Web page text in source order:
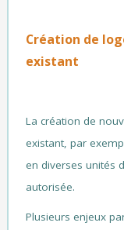
Création de
existant
La création de
existant, par
en diverses unités
autorisée.
Plusieurs enjeux